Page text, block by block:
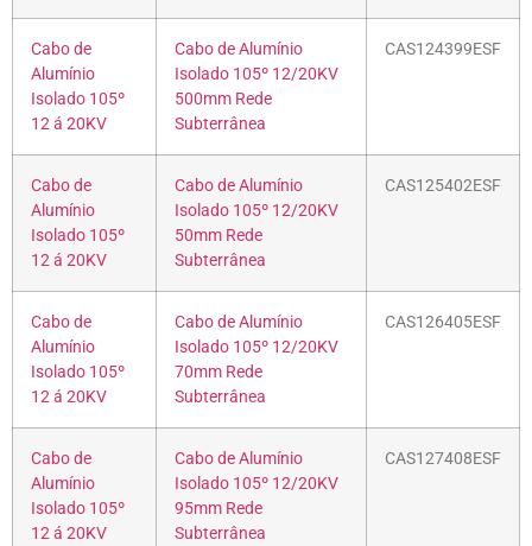
Cabo de
Alumínio
Isolado 105º
12 á 20KV
Cabo de Alumínio
Isolado 105º 12/20KV
500mm Rede
Subterrânea
CAS124399ESF
Cabo de
Alumínio
Isolado 105º
12 á 20KV
Cabo de Alumínio
Isolado 105º 12/20KV
50mm Rede
Subterrânea
CAS125402ESF
Cabo de
Alumínio
Isolado 105º
12 á 20KV
Cabo de Alumínio
Isolado 105º 12/20KV
70mm Rede
Subterrânea
CAS126405ESF
Cabo de
Alumínio
Isolado 105º
12 á 20KV
Cabo de Alumínio
Isolado 105º 12/20KV
95mm Rede
Subterrânea
CAS127408ESF